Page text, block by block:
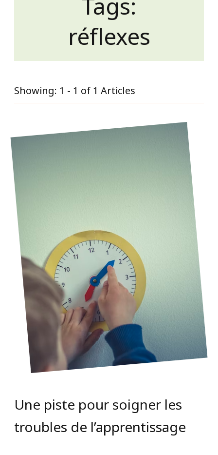
réflexes
Showing: 1 - 1 of 1 Articles
Une piste pour soigner les
troubles de l’apprentissage